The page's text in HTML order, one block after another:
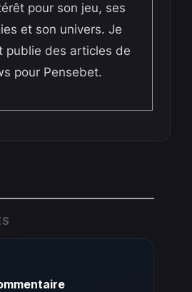
pour son jeu, ses
et son univers. Je
publie des articles de
pour Pensebet.